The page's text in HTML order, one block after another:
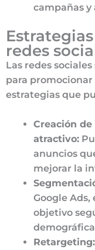
campañas
redes
Las redes
para
estrategias que
Creación
atractivo:
anuncios
mejorar la
Google
objetivo
Retargeting: